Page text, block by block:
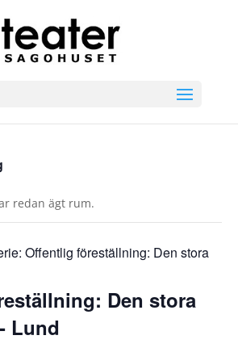
redan ägt rum.
Offentlig föreställning: Den stora
Den stora
Lund